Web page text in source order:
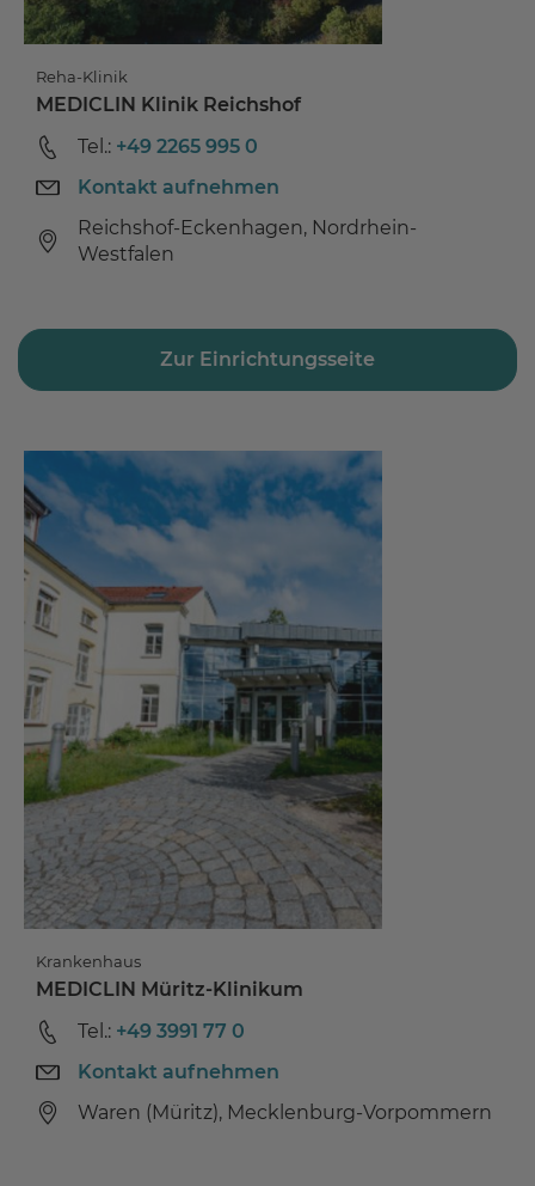
Reha-Klinik
MEDICLIN Klinik Reichshof
Tel.: +49 2265 995 0
Kontakt aufnehmen
Reichshof-Eckenhagen, Nordrhein-
Westfalen
Zur Einrichtungsseite
Krankenhaus
MEDICLIN Müritz-Klinikum
Tel.: +49 3991 77 0
Kontakt aufnehmen
Waren (Müritz), Mecklenburg-Vorpommern